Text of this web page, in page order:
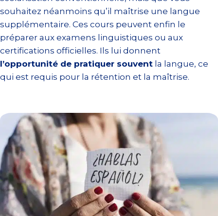
souhaitez néanmoins qu’il maîtrise une langue
supplémentaire. Ces cours peuvent enfin le
préparer aux examens linguistiques ou aux
certifications officielles. Ils lui donnent
l’opportunité de pratiquer souvent la langue, ce
qui est requis pour la rétention et la maîtrise.